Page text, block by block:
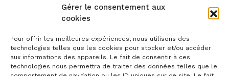
Gérer le consentement aux
cookies
Pour offrir les meilleures expériences, nous utilisons des
technologies telles que les cookies pour stocker et/ou accéder
aux informations des appareils. Le fait de consentir à ces
technologies nous permettra de traiter des données telles que le
Nos services
Événementiel
Actualités
Cartes cadeaux
Contact
Le Gîte de la Cascade
La Chambre de la
Cascade
La Chambre d’Astrée